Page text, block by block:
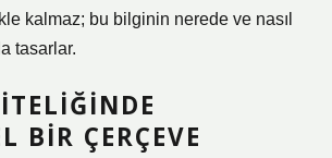
kalmaz; bu bilginin nerede ve nasıl
tasarlar.
BIR ÇERÇEVE